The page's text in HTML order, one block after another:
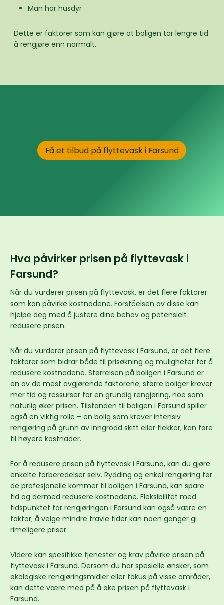
Man har husdyr
Dette er faktorer som kan gjøre at boligen tar lengre tid
å rengjøre enn normalt.
Få et tilbud på flyttevask i Farsund
Hva påvirker prisen på flyttevask i
Farsund?
Når du vurderer prisen på flyttevask, er det flere faktorer
som kan påvirke kostnadene. Forståelsen av disse kan
hjelpe deg med å justere dine behov og potensielt
redusere prisen.
Når du vurderer prisen på flyttevask i Farsund, er det flere
faktorer som bidrar både til prisøkning og muligheter for å
redusere kostnadene. Størrelsen på boligen i Farsund er
en av de mest avgjørende faktorene; større boliger krever
mer tid og ressurser for en grundig rengjøring, noe som
naturlig øker prisen. Tilstanden til boligen i Farsund spiller
også en viktig rolle – en bolig som krever intensiv
rengjøring på grunn av inngrodd skitt eller flekker, kan føre
til høyere kostnader.
For å redusere prisen på flyttevask i Farsund, kan du gjøre
enkelte forberedelser selv. Rydding og enkel rengjøring før
de profesjonelle kommer til boligen i Farsund, kan spare
tid og dermed redusere kostnadene. Fleksibilitet med
tidspunktet for rengjøringen i Farsund kan også være en
faktor; å velge mindre travle tider kan noen ganger gi
rimeligere priser.
Videre kan spesifikke tjenester og krav påvirke prisen på
flyttevask i Farsund. Dersom du har spesielle ønsker, som
økologiske rengjøringsmidler eller fokus på visse områder,
kan dette være med på å øke prisen på flyttevask i
Farsund.